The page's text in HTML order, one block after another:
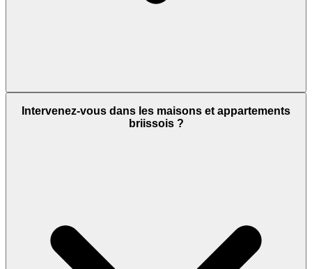
Intervenez-vous dans les maisons et appartements
briissois ?